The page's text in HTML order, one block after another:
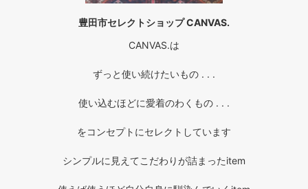
豊田市セレクトショップ CANVAS.
CANVAS.は
ずっと使い続けたいもの . . .
使い込むほどに愛着のわくもの . . .
をコンセプトにセレクトしています
シンプルに見えてこだわりが詰まったitem